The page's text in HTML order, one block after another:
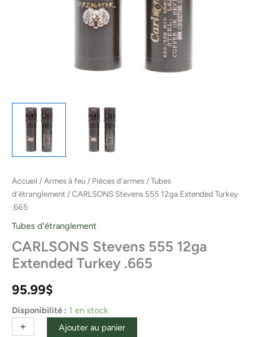
Accueil /Armes à feu/ Pièces d'armes/Tubes
d'étranglement/ CARLSONS Stevens 555 12ga Extended Turkey
.665
Tubes d'étranglement
CARLSONS Stevens 555 12ga
Extended Turkey .665
95.99$
Disponibilité : 1 en stock
-
+ Ajouter au panier